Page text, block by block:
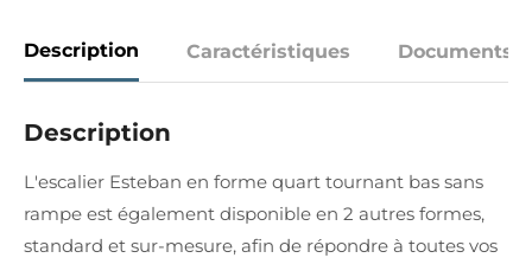
Description Caractéristiques Documents
Description
L'escalier Esteban en forme quart tournant bas sans
rampe est également disponible en 2 autres formes,
standard et sur-mesure, afin de répondre à toutes vos